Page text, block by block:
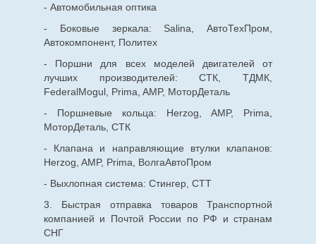
- Автомобильная оптика
- Боковые зеркала: Salina, АвтоТехПром,
Автокомпонент, Политех
- Поршни для всех моделей двигателей от
лучших производителей: СТК, ТДМК,
FederalMogul, Prima, AMP, МоторДеталь
- Поршневые кольца: Herzog, AMP, Prima,
МоторДеталь, СТК
- Клапана и направляющие втулки клапанов:
Herzog, AMP, Prima, ВолгаАвтоПром
- Выхлопная система: Стингер, СТТ
3. Быстрая отправка товаров Транспортной
компанией и Почтой России по РФ и странам
СНГ